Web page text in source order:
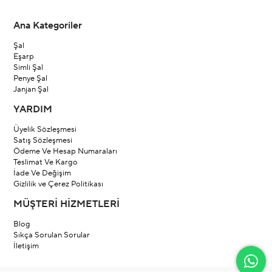
Ana Kategoriler
Şal
Eşarp
Simli Şal
Penye Şal
Janjan Şal
YARDIM
Üyelik Sözleşmesi
Satış Sözleşmesi
Ödeme Ve Hesap Numaraları
Teslimat Ve Kargo
İade Ve Değişim
Gizlilik ve Çerez Politikası
MÜŞTERİ HİZMETLERİ
Blog
Sıkça Sorulan Sorular
İletişim